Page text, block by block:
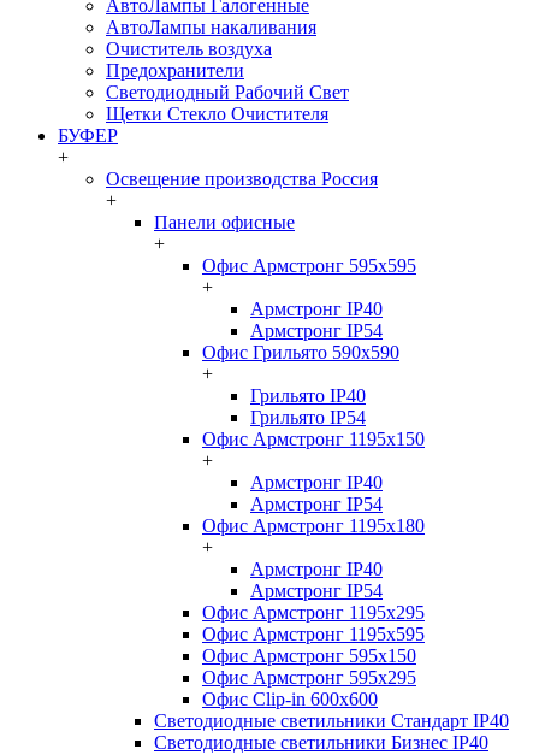
АвтоЛампы Галогенные
АвтоЛампы накаливания
Очиститель воздуха
Предохранители
Светодиодный Рабочий Свет
Щетки Стекло Очистителя
БУФЕР
+
Освещение производства Россия
+
Панели офисные
+
Офис Армстронг 595x595
+
Армстронг IP40
Армстронг IP54
Офис Грильято 590x590
+
Грильято IP40
Грильято IP54
Офис Армстронг 1195x150
+
Армстронг IP40
Армстронг IP54
Офис Армстронг 1195x180
+
Армстронг IP40
Армстронг IP54
Офис Армстронг 1195x295
Офис Армстронг 1195x595
Офис Армстронг 595x150
Офис Армстронг 595x295
Офис Clip-in 600x600
Светодиодные светильники Стандарт IP40
Светодиодные светильники Бизнес IP40